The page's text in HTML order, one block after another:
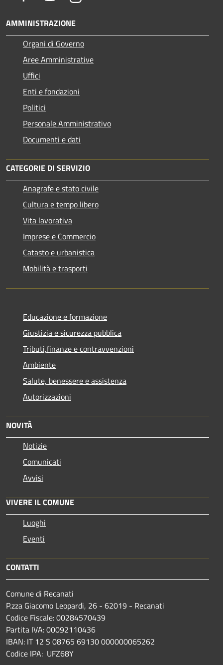
AMMINISTRAZIONE
Organi di Governo
Aree Amministrative
Uffici
Enti e fondazioni
Politici
Personale Amministrativo
Documenti e dati
CATEGORIE DI SERVIZIO
Anagrafe e stato civile
Cultura e tempo libero
Vita lavorativa
Imprese e Commercio
Catasto e urbanistica
Mobilità e trasporti
Educazione e formazione
Giustizia e sicurezza pubblica
Tributi,finanze e contravvenzioni
Ambiente
Salute, benessere e assistenza
Autorizzazioni
NOVITÀ
Notizie
Comunicati
Avvisi
VIVERE IL COMUNE
Luoghi
Eventi
CONTATTI
Comune di Recanati
P.zza Giacomo Leopardi, 26 - 62019 - Recanati
Codice Fiscale: 00284570439
Partita IVA: 00092110436
IBAN: IT 12 S 08765 69130 000000065262
Codice IPA: UFZ68Y